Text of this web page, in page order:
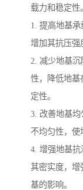
载力和稳定性
1. 提高地基承
增加其抗压强
2. 减少地基
性，降低地基
定性。
3. 改善地基
不均匀性，使
4. 增强地基
其密实度，增
基的影响。